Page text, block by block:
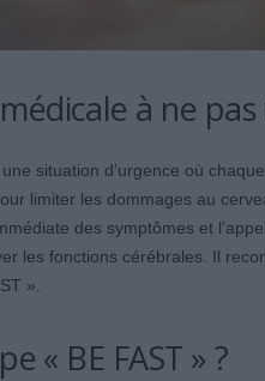
à ne
situation d’urgence où
limiter les dommages au
des symptômes et
les fonctions cérébrales. Il
».
« BE FAST » ?